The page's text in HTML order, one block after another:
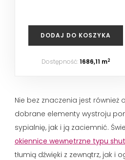
DODAJ DO KOSZYKA
Dostępność:1686,11 m2
Nie bez znaczenia jest również
dobrane elementy wystroju
sypialnię, jak i ją zaciemnić.
okiennice wewnętrzne typu
tłumią dźwięki z zewnątrz, jak i